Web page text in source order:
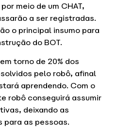
meio de um CHAT,
a ser registradas.
o principal insumo para
do BOT.
torno de 20% dos
pelo robô, afinal
aprendendo. Com o
robô conseguirá assumir
deixando as
para as pessoas.